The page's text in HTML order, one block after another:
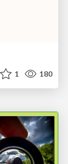
1 180